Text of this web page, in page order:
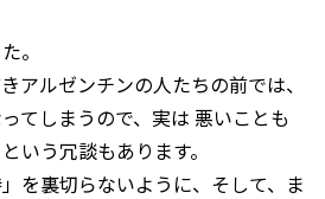
。
アルゼンチンの人たちの前では、
てしまうので、実は 悪いことも
いう冗談もあります。
を裏切らないように、そして、ま